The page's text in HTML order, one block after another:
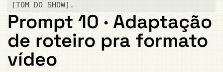
[TOM DO SHOW].
Prompt 10 · Adaptação
de roteiro pra formato
vídeo